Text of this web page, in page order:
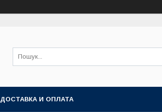
ДОСТАВКА И ОПЛАТА